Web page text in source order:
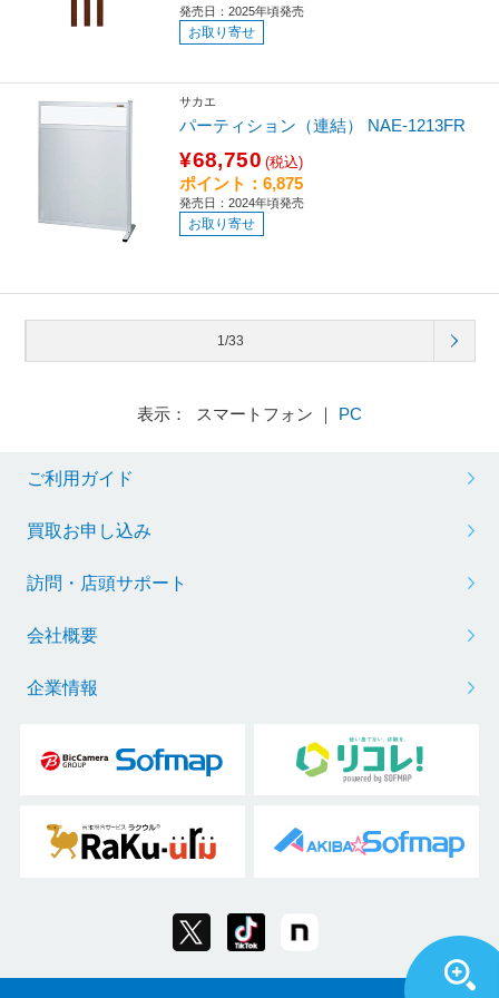
発売日：2025年頃発売
お取り寄せ
サカエ
パーティション（連結） NAE-1213FR
¥68,750 (税込)
ポイント：6,875
発売日：2024年頃発売
お取り寄せ
1/33
表示： スマートフォン ｜ PC
ご利用ガイド
買取お申し込み
訪問・店頭サポート
会社概要
企業情報